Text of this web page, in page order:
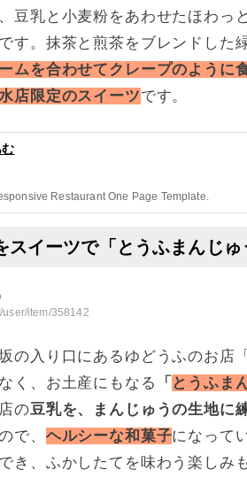
豆乳と小麦粉をあわせたほわ
す。抹茶と煎茶をブレンドした
ムを合わせてクレープのように
店限定のスイーツです。
Restaurant One Page Template.
スイーツで「とうふまんじゅ
user/item/358142
の入り口にあるゆどうふのお店「
く、お土産にもなる
「 とうふま
の豆乳を、まんじゅうの生地に
で、 ヘルシーな和菓子になって
き、ふかしたてを味わう楽しみ